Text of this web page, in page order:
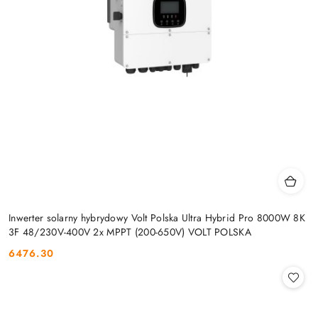
Inwerter solarny hybrydowy Volt Polska Ultra Hybrid Pro 8000W 8K
3F 48/230V-400V 2x MPPT (200-650V) VOLT POLSKA
Cena:
6476.30